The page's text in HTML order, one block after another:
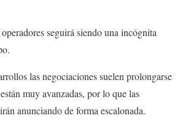
seguirá siendo una incógnita
las negociaciones suelen prolongarse
muy avanzadas, por lo que las
anunciando de forma escalonada.